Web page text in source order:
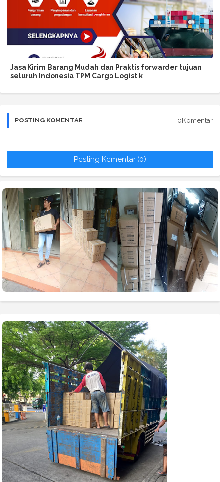
Jasa Kirim Barang Mudah dan Praktis forwarder tujuan
seluruh Indonesia TPM Cargo Logistik
POSTING KOMENTAR 0Komentar
Posting Komentar (0)